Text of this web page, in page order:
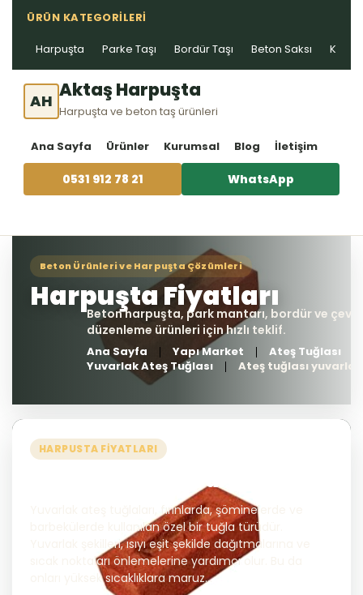
ÜRÜN KATEGORILERI
Harpuşta Parke Taşı Bordür Taşı Beton Saksı Kablo
AH Aktaş Harpuşta
Harpuşta ve beton taş ürünleri
Ana Sayfa Ürünler Kurumsal Blog İletişim
0531 912 78 21 WhatsApp
Ana Sayfa Yapı Market
Ateş Tuğlası
Yuvarlak Ateş Tuğlası
Ateş tuğlası yuvarlak
HARPUSTA FIYATLARI
Ateş tuğlası yuvarlak
Yuvarlak ateş tuğlaları, fırınlarda, şöminelerde ve
barbekülerde kullanılan özel bir tuğla türüdür.
Yuvarlak şekilleri, ısıyı eşit şekilde dağıtmalarına ve
sıcak noktaları önlemelerine yardımcı olur. Bu da
onları yüksek sıcaklıklara maruz...